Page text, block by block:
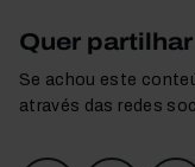
Quer
Se achou este
através das redes